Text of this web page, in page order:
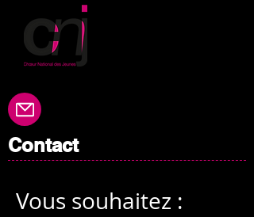
Contact
Vous souhaitez :